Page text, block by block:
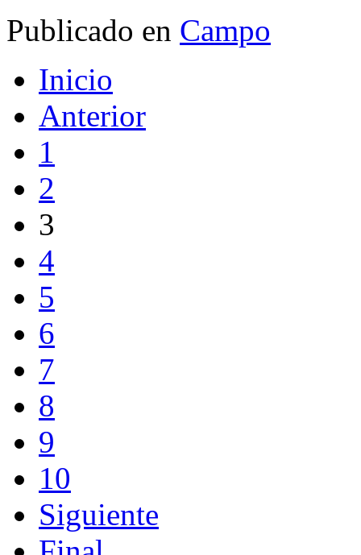
Publicado en Campo
Inicio
Anterior
1
2
3
4
5
6
7
8
9
10
Siguiente